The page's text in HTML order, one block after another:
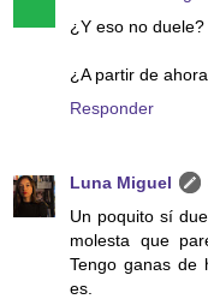
¿Y eso no duele?
¿A partir de
Responder
Luna Miguel
Un poquito sí
molesta que
Tengo ganas de
es.